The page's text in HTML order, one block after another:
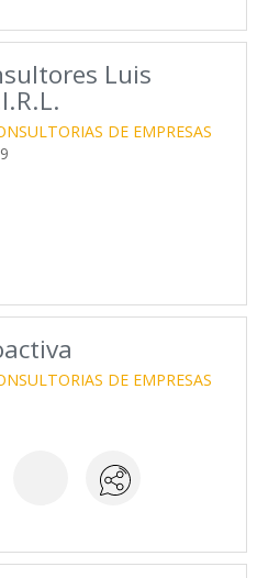
Luis
DE EMPRESAS
DE EMPRESAS